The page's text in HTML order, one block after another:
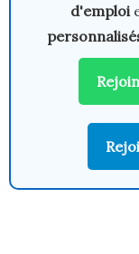
d'emploi